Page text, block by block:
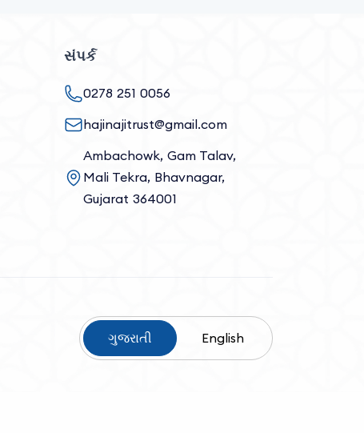
સંપર્ક
0278 251 0056
hajinajitrust@gmail.com
Ambachowk, Gam Talav,
Mali Tekra, Bhavnagar,
Gujarat 364001
ગુજરાતી English